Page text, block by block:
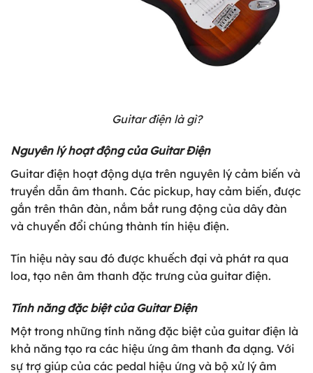
Guitar điện là gì?
Nguyên lý hoạt động của Guitar Điện
Guitar điện hoạt động dựa trên nguyên lý cảm biến và
truyền dẫn âm thanh. Các pickup, hay cảm biến, được
gắn trên thân đàn, nắm bắt rung động của dây đàn
và chuyển đổi chúng thành tín hiệu điện.
Tín hiệu này sau đó được khuếch đại và phát ra qua
loa, tạo nên âm thanh đặc trưng của guitar điện.
Tính năng đặc biệt của Guitar Điện
Một trong những tính năng đặc biệt của guitar điện là
khả năng tạo ra các hiệu ứng âm thanh đa dạng. Với
sự trợ giúp của các pedal hiệu ứng và bộ xử lý âm